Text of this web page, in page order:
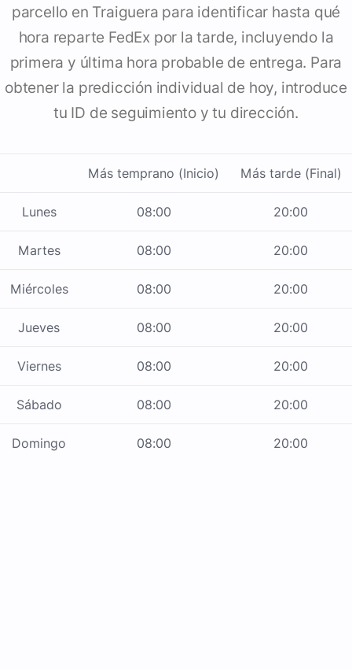
parcello en Traiguera para identificar hasta qué
hora reparte FedEx por la tarde, incluyendo la
primera y última hora probable de entrega. Para
obtener la predicción individual de hoy, introduce
tu ID de seguimiento y tu dirección.
Más temprano (Inicio) Más tarde (Final)
Lunes 08:00 20:00
Martes 08:00 20:00
Miércoles 08:00 20:00
Jueves 08:00 20:00
Viernes 08:00 20:00
Sábado 08:00 20:00
Domingo 08:00 20:00